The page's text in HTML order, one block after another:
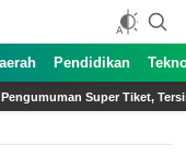
Pendidikan
60 Peserta